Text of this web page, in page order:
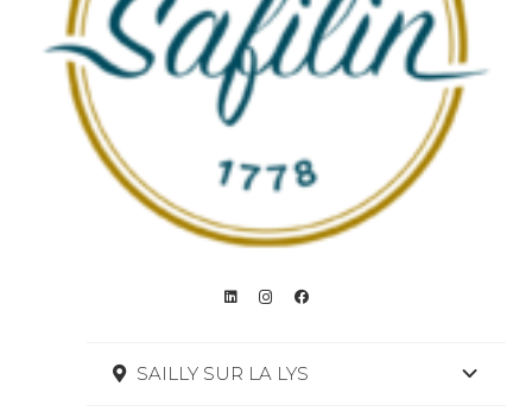
SAILLY SUR LA LYS